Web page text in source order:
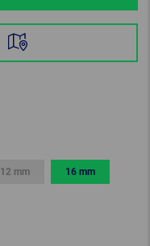
12 mm 16 mm